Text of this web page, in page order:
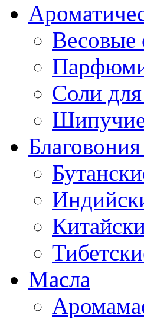
Весовые
Соли
Шипучие
Масла